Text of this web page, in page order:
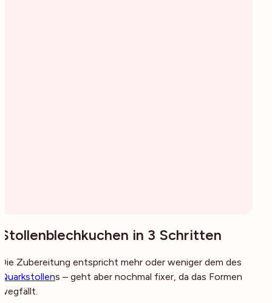
Stollenblechkuchen in 3 Schritten
Die Zubereitung entspricht mehr oder weniger dem des
Quarkstollens – geht aber nochmal fixer, da das Formen
wegfällt.